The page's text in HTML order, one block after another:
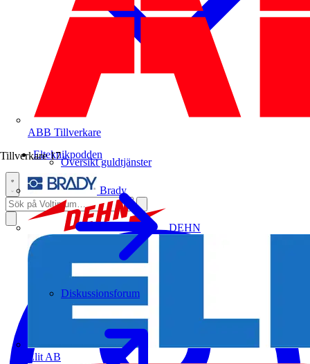
ABB Tillverkare
Tillverkare 17
Brady
DEHN
Elit AB
Översikt guldtjänster
Diskussionsforum
Elteknikpodden